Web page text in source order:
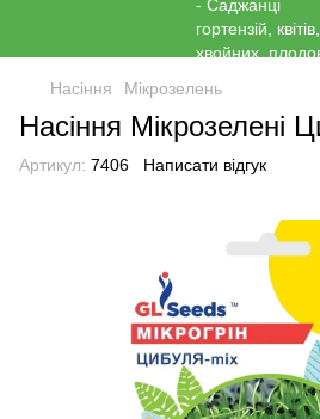
Насіння Мікрозелень
Насіння Мікрозелені
Артикул: 7406 Написати відгук